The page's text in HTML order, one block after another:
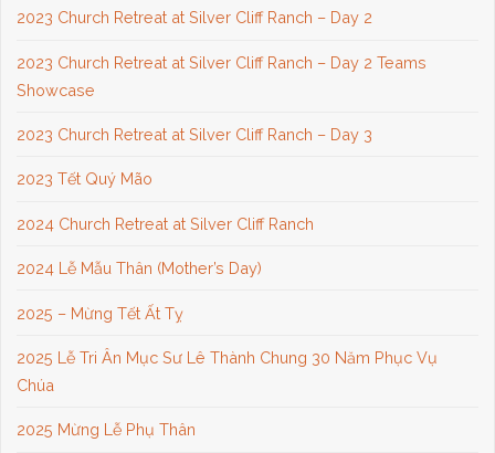
2023 Church Retreat at Silver Cliff Ranch – Day 2
2023 Church Retreat at Silver Cliff Ranch – Day 2 Teams
Showcase
2023 Church Retreat at Silver Cliff Ranch – Day 3
2023 Tết Quý Mão
2024 Church Retreat at Silver Cliff Ranch
2024 Lễ Mẫu Thân (Mother’s Day)
2025 – Mừng Tết Ất Tỵ
2025 Lễ Tri Ân Mục Sư Lê Thành Chung 30 Năm Phục Vụ
Chúa
2025 Mừng Lễ Phụ Thân